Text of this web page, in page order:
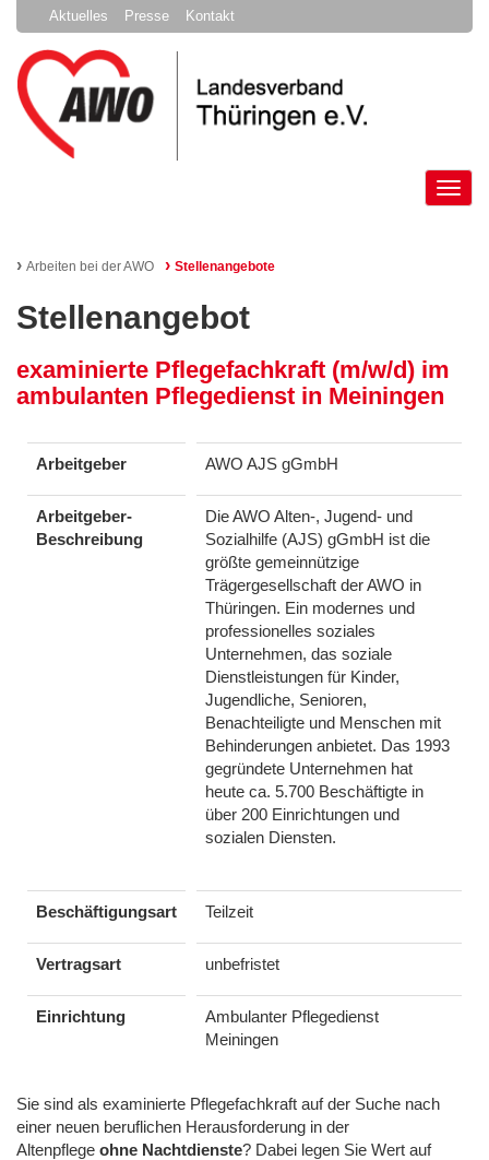
Aktuelles Presse Kontakt
› Arbeiten bei der AWO › Stellenangebote
Stellenangebot
examinierte Pflegefachkraft (m/w/d) im
ambulanten Pflegedienst in Meiningen
Arbeitgeber AWO AJS gGmbH
Arbeitgeber-
Beschreibung
Die AWO Alten-, Jugend- und
Sozialhilfe (AJS) gGmbH ist die
größte gemeinnützige
Trägergesellschaft der AWO in
Thüringen. Ein modernes und
professionelles soziales
Unternehmen, das soziale
Dienstleistungen für Kinder,
Jugendliche, Senioren,
Benachteiligte und Menschen mit
Behinderungen anbietet. Das 1993
gegründete Unternehmen hat
heute ca. 5.700 Beschäftigte in
über 200 Einrichtungen und
sozialen Diensten.
Beschäftigungsart Teilzeit
Vertragsart unbefristet
Einrichtung
Ambulanter Pflegedienst
Meiningen
Sie sind als examinierte Pflegefachkraft auf der Suche nach
einer neuen beruflichen Herausforderung in der
Altenpflege ohne Nachtdienste? Dabei legen Sie Wert auf